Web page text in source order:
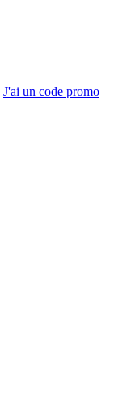
J'ai un code promo